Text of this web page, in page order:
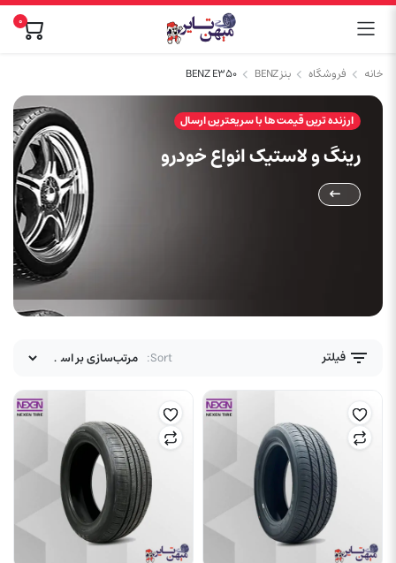
0
خانه فروشگاه بنز BENZ BENZ E350
ارزنده ترین قیمت ها با سریعترین ارسال
رینگ و لاستیک انواع خودرو
فیلتر Sort: